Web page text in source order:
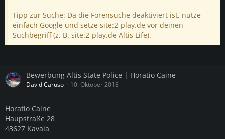
Tipp zur Suche: Da die Forensuche deaktiviert ist, nutze
einfach Google und setze site:2-play.de vor deinen
Suchbegriff (z. B. site:2-play.de Altis Life).
Bewerbung Altis State Police | Horatio Caine
David Caruso 10. Oktober 2018
Horatio Caine
Haupstraße 28
43627 Kavala